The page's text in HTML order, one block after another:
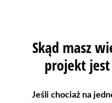
Skąd masz
projekt
Jeśli chociaż na